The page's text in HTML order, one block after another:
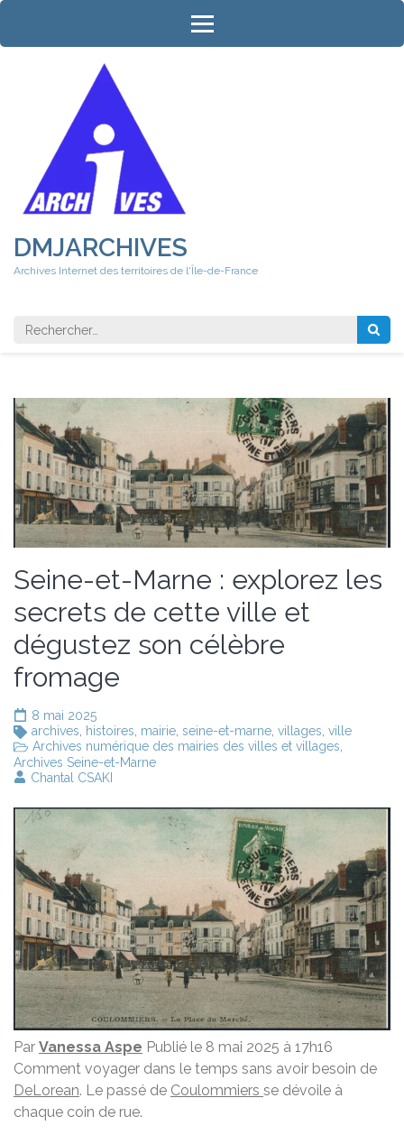
Aller
contenu
DMJARCHIVES
Archives Internet des territoires de l'Île-de-France
Rechercher
Seine-et-Marne : explorez les
secrets de cette ville et
dégustez son célèbre
fromage
8 mai 2025
archives
histoires mairie seine-et-marne villages ville
Archives numérique des mairies des villes et villages
Archives Seine-et-Marne
Chantal CSAKI
Par Vanessa Aspe Publié le 8 mai 2025 à 17h16
Comment voyager dans le temps sans avoir besoin de
DeLorean. Le passé de Coulommiers se dévoile à
chaque coin de rue.